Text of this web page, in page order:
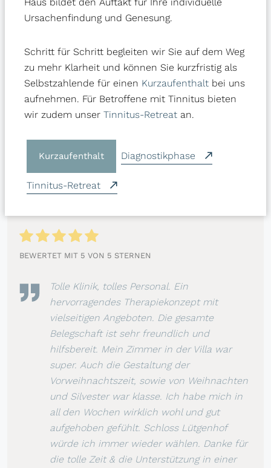
können. Wunder sind etwas für Menschen,
die glauben. Fpr mich fühlt es sich aber
Schluss Lütgenhof Team.
ROBERT GOLLE auf Google
BEWERTET MIT 5 VON 5 STERNEN
Tolle Klinik, tolles Personal. Ein
hervorragendes Therapiekonzept mit
vielseitigen Angeboten. Die gesamte
Belegschaft ist sehr freundlich und
hilfsbereit. Mein Zimmer in der Villa war
super. Auch die Gestaltung der
Vorweihnachtszeit, sowie von Weihnachten
und Silvester war klasse. Ich habe mich in
all den Wochen wirklich wohl und gut
aufgehoben gefühlt. Schloss Lütgenhof
würde ich immer wieder wählen. Danke für
die tolle Zeit & die Unterstützung in einer
Ursachenfindung und Genesung.
Schritt für Schritt begleiten wir Sie auf dem Weg
zu mehr Klarheit und können Sie kurzfristig als
Selbstzahlende für einen Kurzaufenthalt bei uns
aufnehmen. Für Betroffene mit Tinnitus bieten
wir zudem unser Tinnitus-Retreat an.
Kurzaufenthalt Diagnostikphase
Tinnitus-Retreat